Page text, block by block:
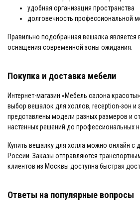
удобная организация пространства
долговечность профессиональной
Правильно подобранная вешалка является
оснащения современной зоны ожидания.
Покупка и доставка мебели
Интернет-магазин «Мебель салона
выбор вешалок для холлов, reception-зон и
представлены модели разных размеров и
настенных решений до профессиональных
Купить вешалку для холла можно онлайн с
России. Заказы отправляются
клиентов из Москвы доступна быстрая
Ответы на популярные вопросы